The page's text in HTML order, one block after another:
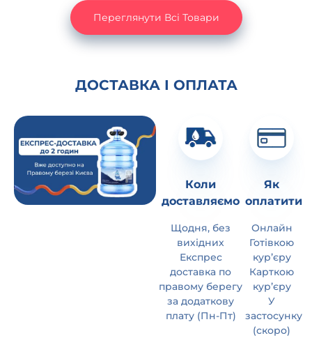
Переглянути Всі Товари
ДОСТАВКА І ОПЛАТА
Коли
доставляємо
Щодня, без
вихідних
Експрес
доставка по
правому берегу
за додаткову
плату (Пн-Пт)
Як
оплатити
Онлайн
Готівкою
курʼєру
Карткою
курʼєру
У
застосунку
(скоро)